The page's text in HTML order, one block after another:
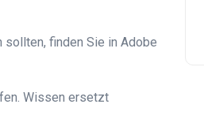
sollten, finden Sie in Adobe
Wissen ersetzt